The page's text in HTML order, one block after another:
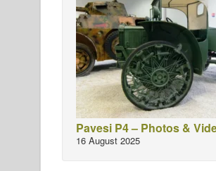
Pavesi P4 – Photos &
16 August 2025